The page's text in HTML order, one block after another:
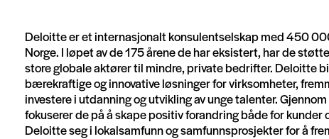
Deloitte er et internasjonalt konsulentselskap med 450
Norge. I løpet av de 175 årene de har eksistert, har de
store globale aktører til mindre, private bedrifter. Deloitte
bærekraftige og innovative løsninger for virksomheter,
investere i utdanning og utvikling av unge talenter.
fokuserer de på å skape positiv forandring både for kunder
Deloitte seg i lokalsamfunn og samfunnsprosjekter for å